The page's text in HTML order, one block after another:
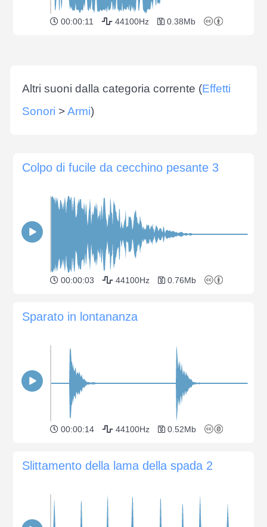
00:00:11 44100Hz 0.38Mb
Altri suoni dalla categoria corrente (Effetti
Sonori >Armi)
Colpo di fucile da cecchino pesante 3
00:00:03 44100Hz 0.76Mb
Sparato in lontananza
00:00:14 44100Hz 0.52Mb
Slittamento della lama della spada 2